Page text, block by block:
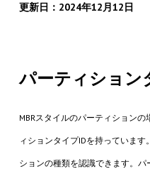
更新日：2024年12月12日
パーティション
MBRスタイルのパーティション
ィションタイプIDを持っていま
ションの種類を認識できます。